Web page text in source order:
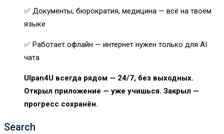
✅ Документы, бюрократия, медицина — всё на твоём
языке
✅ Работает офлайн — интернет нужен только для AI
чата
Ulpan4U всегда рядом — 24/7, без выходных.
Открыл приложение — уже учишься. Закрыл —
прогресс сохранён.
Search